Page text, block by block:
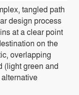
tangled path
design process
at a clear point
on the
overlapping
(light green and